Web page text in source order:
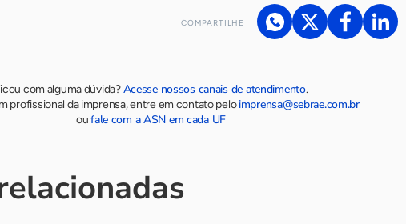
COMPARTILHE
com alguma dúvida?Acesse nossos canais de atendimento.
profissional da imprensa, entre em contato peloimprensa@sebrae.com.br
oufale com a ASN em cada UF